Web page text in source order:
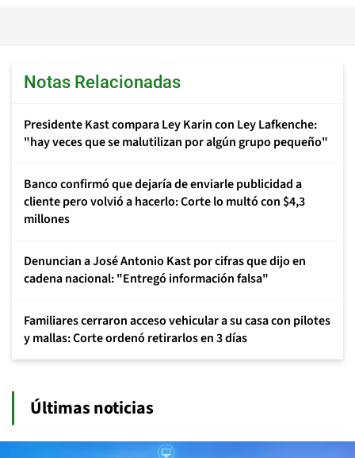
Notas Relacionadas
Presidente Kast compara Ley Karin con Ley Lafkenche:
"hay veces que se malutilizan por algún grupo pequeño"
Banco confirmó que dejaría de enviarle publicidad a
cliente pero volvió a hacerlo: Corte lo multó con $4,3
millones
Denuncian a José Antonio Kast por cifras que dijo en
cadena nacional: "Entregó información falsa"
Familiares cerraron acceso vehicular a su casa con pilotes
y mallas: Corte ordenó retirarlos en 3 días
Últimas noticias